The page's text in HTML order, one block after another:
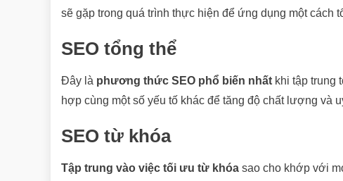
sẽ gặp trong quá trình thực hiện để ứng dụng một cách
SEO tổng thể
Đây là phương thức SEO phổ biến nhất khi tập trung
hợp cùng một số yếu tố khác để tăng độ chất lượng và
SEO từ khóa
Tập trung vào việc tối ưu từ khóa sao cho khớp với